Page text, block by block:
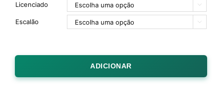
Licenciado 
Escalão 
ADICIONAR